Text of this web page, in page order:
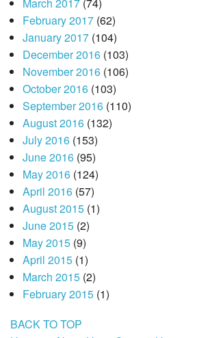
February 2017(62)
January 2017(104)
December 2016(103)
November 2016(106)
October 2016(103)
September 2016(110)
August 2016(132)
July 2016(153)
June 2016(95)
May 2016(124)
April 2016(57)
August 2015(1)
June 2015(2)
May 2015(9)
April 2015(1)
March 2015(2)
February 2015(1)
BACK TO TOP